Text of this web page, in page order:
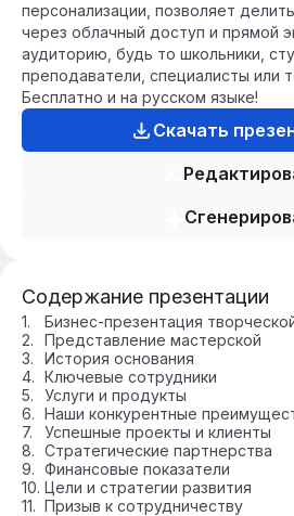
персонализации, позволяет
через облачный доступ и прямой
аудиторию, будь то школьники,
преподаватели, специалисты или
Бесплатно и на русском языке!
Скачать
Содержание презентации
Бизнес-презентация
Представление мастерской
История основания
Ключевые сотрудники
Услуги и продукты
Наши конкурентные
Успешные проекты и клиенты
Стратегические партнерства
Финансовые показатели
Цели и стратегии развития
Призыв к сотрудничеству